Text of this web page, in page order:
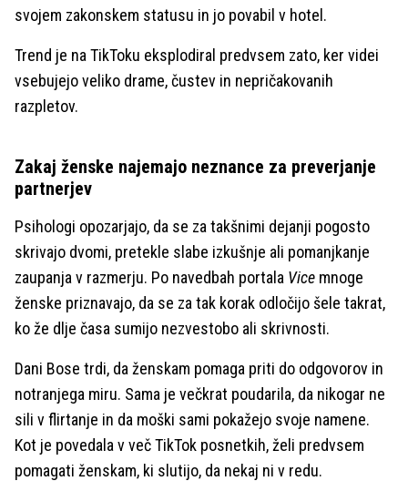
svojem zakonskem statusu in jo povabil v hotel.
Trend je na TikToku eksplodiral predvsem zato, ker videi
vsebujejo veliko drame, čustev in nepričakovanih
razpletov.
Zakaj ženske najemajo neznance za preverjanje
partnerjev
Psihologi opozarjajo, da se za takšnimi dejanji pogosto
skrivajo dvomi, pretekle slabe izkušnje ali pomanjkanje
zaupanja v razmerju. Po navedbah portala Vice mnoge
ženske priznavajo, da se za tak korak odločijo šele takrat,
ko že dlje časa sumijo nezvestobo ali skrivnosti.
Dani Bose trdi, da ženskam pomaga priti do odgovorov in
notranjega miru. Sama je večkrat poudarila, da nikogar ne
sili v flirtanje in da moški sami pokažejo svoje namene.
Kot je povedala v več TikTok posnetkih, želi predvsem
pomagati ženskam, ki slutijo, da nekaj ni v redu.